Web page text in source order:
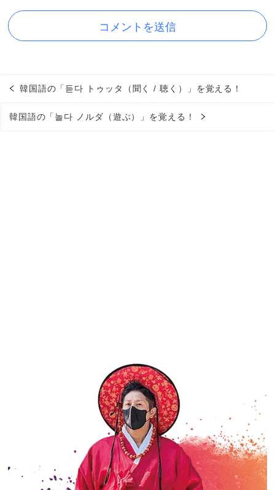
韓国語の「듣다 トゥッタ（聞く / 聴く）」を覚える！
韓国語の「놀다 ノルダ（遊ぶ）」を覚える！